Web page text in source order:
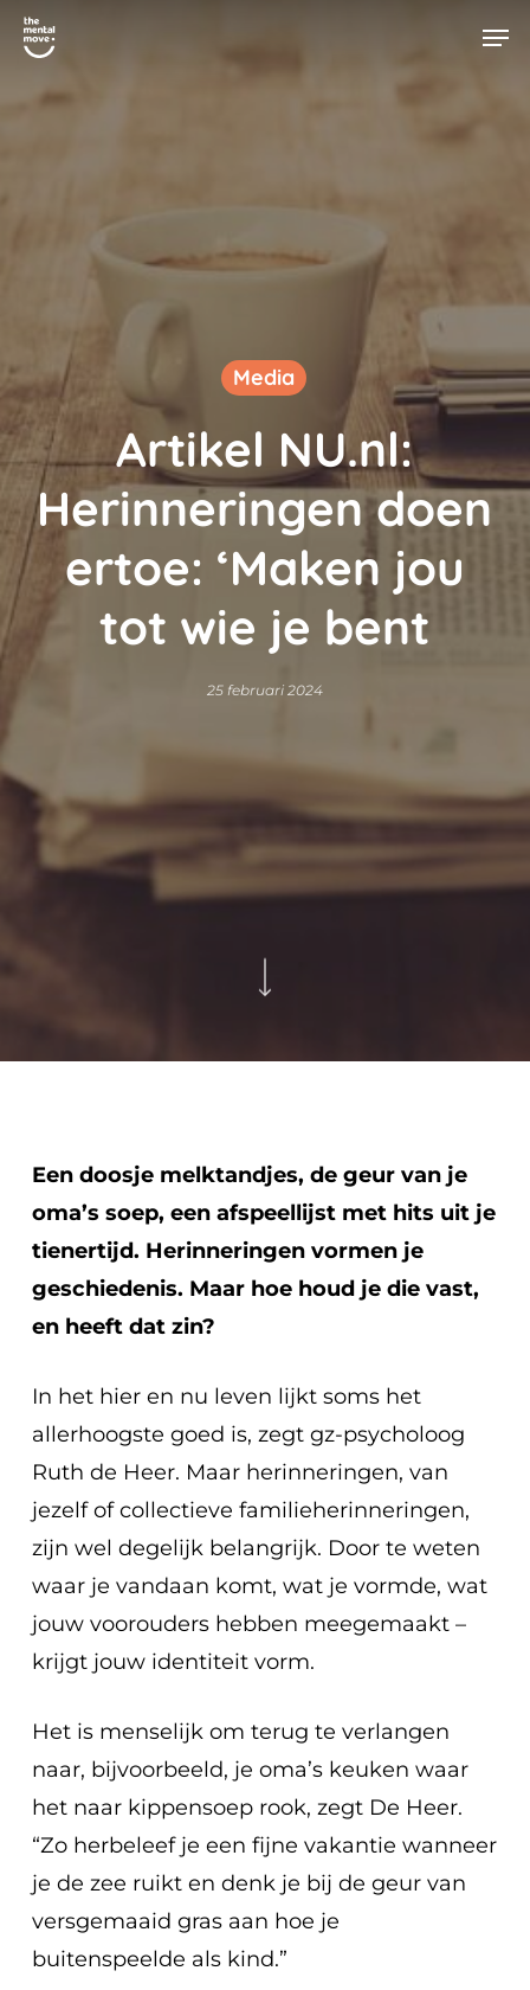
Skip
main
Media
Artikel NU.nl:
Herinneringen doen
ertoe: ‘Maken jou
tot wie je bent
25 februari 2024
Een doosje melktandjes, de geur van je
oma’s soep, een afspeellijst met hits uit je
tienertijd. Herinneringen vormen je
geschiedenis. Maar hoe houd je die vast,
en heeft dat zin?
In het hier en nu leven lijkt soms het
allerhoogste goed is, zegt gz-psycholoog
Ruth de Heer. Maar herinneringen, van
jezelf of collectieve familieherinneringen,
zijn wel degelijk belangrijk. Door te weten
waar je vandaan komt, wat je vormde, wat
jouw voorouders hebben meegemaakt –
krijgt jouw identiteit vorm.
Het is menselijk om terug te verlangen
naar, bijvoorbeeld, je oma’s keuken waar
het naar kippensoep rook, zegt De Heer.
“Zo herbeleef je een fijne vakantie wanneer
je de zee ruikt en denk je bij de geur van
versgemaaid gras aan hoe je
buitenspeelde als kind.”